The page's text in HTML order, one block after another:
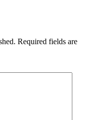
Required fields are